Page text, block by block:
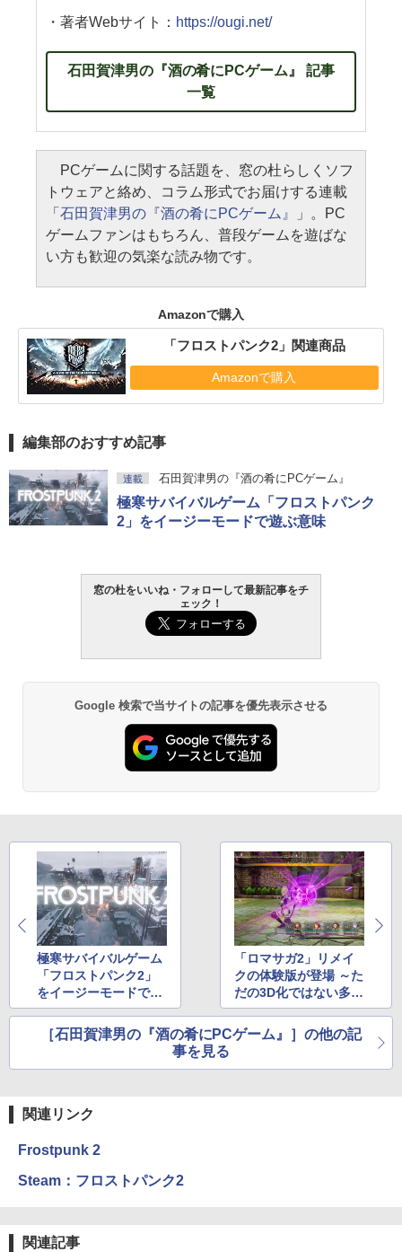
・著者Webサイト： https://ougi.net/
石田賀津男の『酒の肴にPCゲーム』 記事
一覧
PCゲームに関する話題を、窓の杜らしくソフ
トウェアと絡め、コラム形式でお届けする連載
「石田賀津男の『酒の肴にPCゲーム』
」。PC
ゲームファンはもちろん、普段ゲームを遊ばな
い方も歓迎の気楽な読み物です。
Amazonで購入
「フロストパンク2」関連商品
Amazonで購入
編集部のおすすめ記事
連載 石田賀津男の『酒の肴にPCゲーム』
極寒サバイバルゲーム「フロストパンク
2」をイージーモードで遊ぶ意味
窓の杜をいいね・フォローして最新記事をチ
ェック！
Google 検索で当サイトの記事を優先表示させる
極寒サバイバルゲーム
「フロストパンク2」
をイージーモードで遊
ぶ意味
「ロマサガ2」リメイ
クの体験版が登場 ～た
だの3D化ではない多彩
なアレンジと確かな原
作愛
［石田賀津男の『酒の肴にPCゲーム』］の他の記
事を見る
関連リンク
Frostpunk 2
Steam：フロストパンク2
関連記事